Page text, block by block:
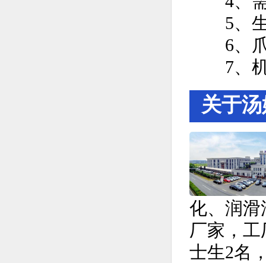
5、生
6、爪
7、机
关于
化、润滑
厂家，工
士生2名